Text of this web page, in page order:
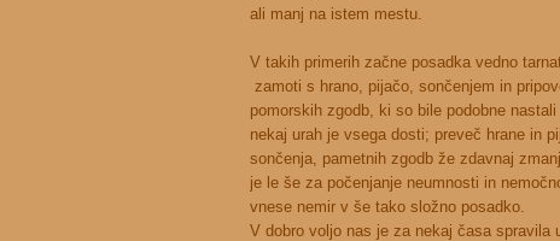
ali manj na istem mestu.
V takih primerih začne posadka vedno
zamoti s hrano, pijačo, sončenjem in
pomorskih zgodb, ki so bile podobne
nekaj urah je vsega dosti; preveč hrane in
sončenja, pametnih zgodb že zdavnaj
je le še za počenjanje neumnosti in
vnese nemir v še tako složno posadko.
V dobro voljo nas je za nekaj časa spravila